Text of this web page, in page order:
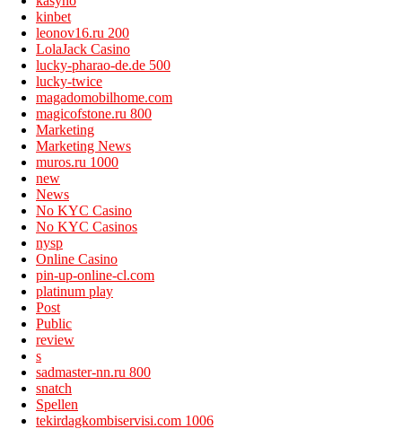
kinbet
leonov16.ru 200
LolaJack Casino
lucky-pharao-de.de 500
lucky-twice
magadomobilhome.com
magicofstone.ru 800
Marketing
Marketing News
muros.ru 1000
new
News
No KYC Casino
No KYC Casinos
nysp
Online Casino
pin-up-online-cl.com
platinum play
Post
Public
review
s
sadmaster-nn.ru 800
snatch
Spellen
tekirdagkombiservisi.com 1006